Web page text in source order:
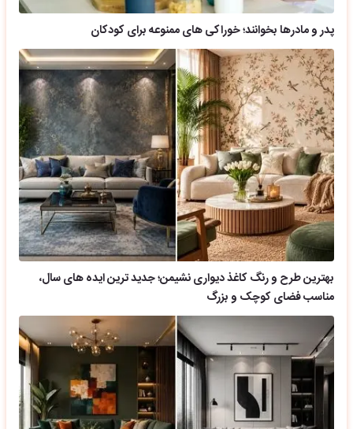
پدر و مادرها بخوانند؛ خوراکی های ممنوعه برای کودکان
بهترین طرح و رنگ کاغذ دیواری نشیمن؛ جدید ترین ایده های سال،
مناسب فضای کوچک و بزرگ